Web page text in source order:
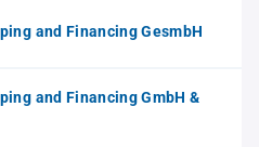
and Financing GesmbH
and Financing GmbH &